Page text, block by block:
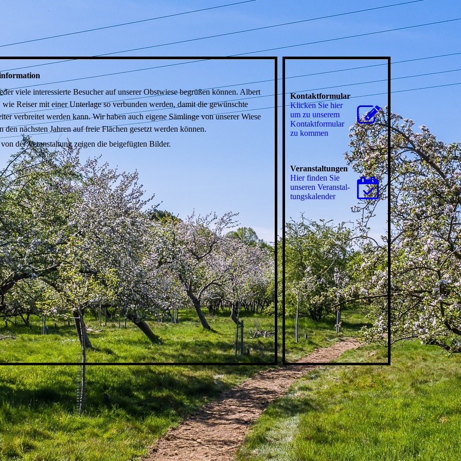
viele interessierte Besucher auf unserer Obstwiese begrüßen können. Albert
Reiser mit einer Unterlage so verbunden werden, damit die gewünschte
verbreitet werden kann. Wir haben auch eigene Sämlinge von unserer Wiese
den nächsten Jahren auf freie Flächen gesetzt werden können.
der Veranstaltung zeigen die beigefügten Bilder.
Kontaktformular
Klicken Sie hier
um zu unserem
Kon­takt­for­mu­lar
zu kommen
Veranstaltungen
Hier finden Sie
unseren Ver­an­stal­
tungs­ka­len­der